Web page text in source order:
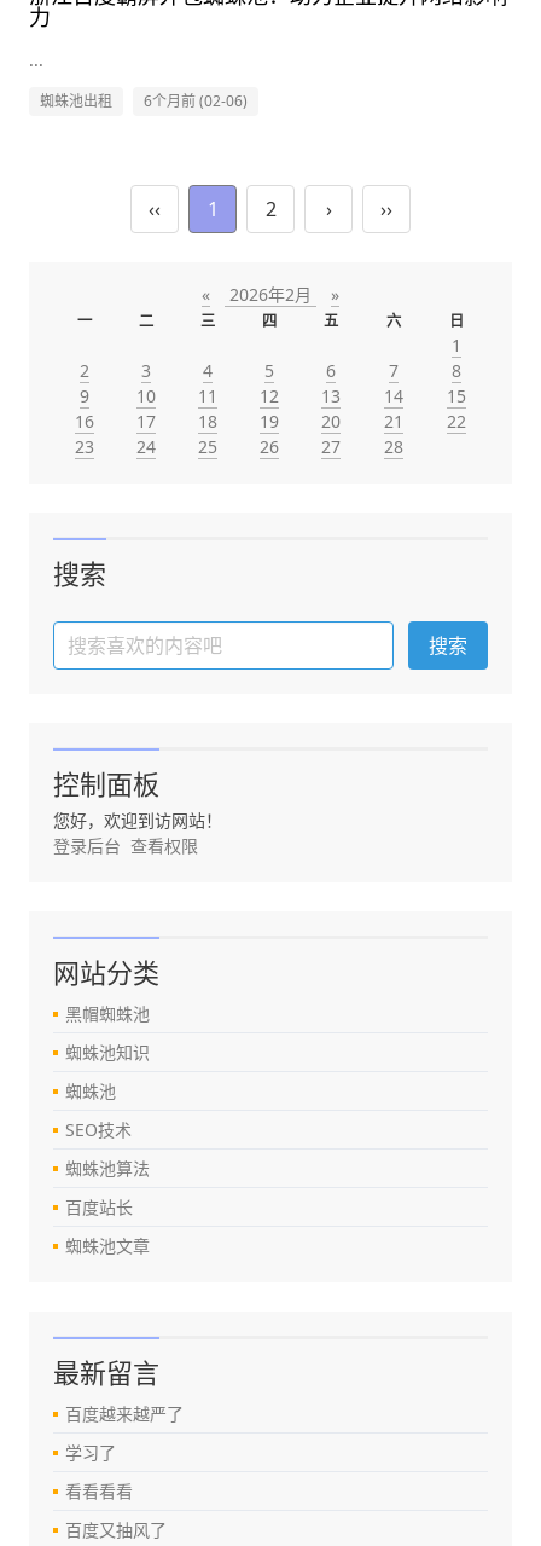
力
...
蜘蛛池出租 6个月前 (02-06)
‹‹ 1 2 › ››
« 2026年2月 »
一 二 三 四 五 六 日
1
2
3 4 5 6 7
8
9
10 11 12 13 14
15
16
17 18 19 20 21
22
23
24 25 26 27 28
搜索
控制面板
您好，欢迎到访网站！
登录后台 查看权限
网站分类
黑帽蜘蛛池
蜘蛛池知识
蜘蛛池
SEO技术
蜘蛛池算法
百度站长
蜘蛛池文章
最新留言
百度越来越严了
学习了
看看看看
百度又抽风了